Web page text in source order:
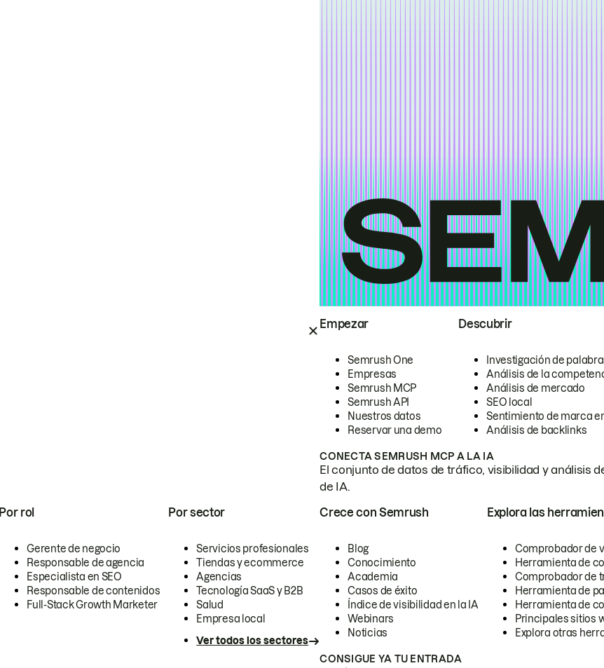
Empezar
Semrush One
Empresas
Semrush MCP
Semrush API
Nuestros datos
Reservar una demo
Descubrir
Investigación de
Análisis de la
Análisis de mercado
SEO local
Sentimiento de marca
Análisis de backlinks
CONECTA SEMRUSH MCP A LA IA
El conjunto de datos de tráfico, visibilidad y análisis
de IA.
Por rol
Gerente de negocio
Responsable de agencia
Especialista en SEO
Responsable de contenidos
Full-Stack Growth Marketer
Por sector
Servicios profesionales
Tiendas y ecommerce
Agencias
Tecnología SaaS y B2B
Salud
Empresa local
Ver todos los sectores
Crece con Semrush
Blog
Conocimiento
Academia
Casos de éxito
Índice de visibilidad en la IA
Webinars
Noticias
Explora las
Comprobador de
Herramienta de
Comprobador de
Herramienta de
Herramienta de
Principales sitios
Explora otras
CONSIGUE YA TU ENTRADA